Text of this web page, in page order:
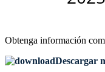
Obtenga información
Descargar